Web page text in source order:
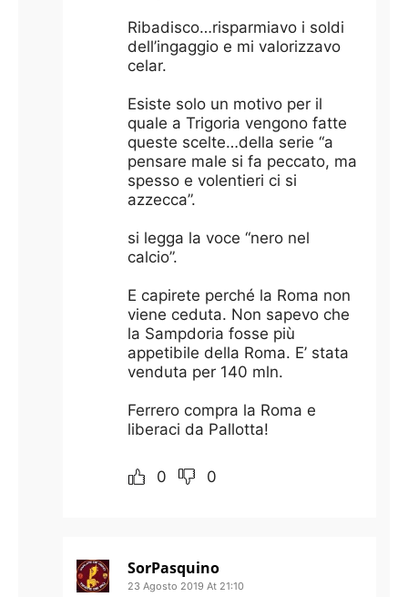
Ribadisco…risparmiavo i soldi
dell’ingaggio e mi valorizzavo
celar.
Esiste solo un motivo per il
quale a Trigoria vengono fatte
queste scelte…della serie “a
pensare male si fa peccato, ma
spesso e volentieri ci si
azzecca”.
si legga la voce “nero nel
calcio”.
E capirete perché la Roma non
viene ceduta. Non sapevo che
la Sampdoria fosse più
appetibile della Roma. E’ stata
venduta per 140 mln.
Ferrero compra la Roma e
liberaci da Pallotta!
0 0
SorPasquino
23 Agosto 2019 At 21:10